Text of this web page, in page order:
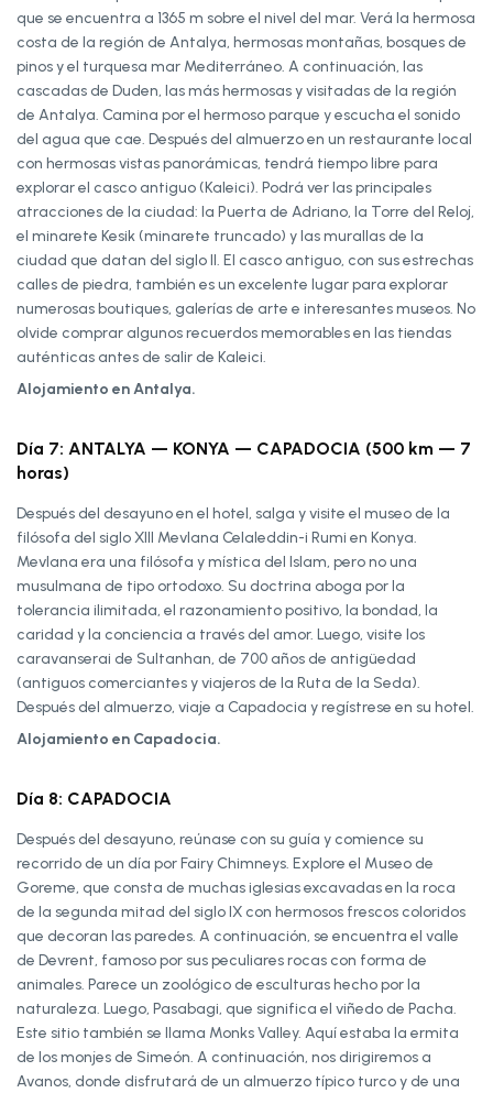
que se encuentra a 1365 m sobre el nivel del mar. Verá la hermosa
costa de la región de Antalya, hermosas montañas, bosques de
pinos y el turquesa mar Mediterráneo. A continuación, las
cascadas de Duden, las más hermosas y visitadas de la región
de Antalya. Camina por el hermoso parque y escucha el sonido
del agua que cae. Después del almuerzo en un restaurante local
con hermosas vistas panorámicas, tendrá tiempo libre para
explorar el casco antiguo (Kaleici). Podrá ver las principales
atracciones de la ciudad: la Puerta de Adriano, la Torre del Reloj,
el minarete Kesik (minarete truncado) y las murallas de la
ciudad que datan del siglo II. El casco antiguo, con sus estrechas
calles de piedra, también es un excelente lugar para explorar
numerosas boutiques, galerías de arte e interesantes museos. No
olvide comprar algunos recuerdos memorables en las tiendas
auténticas antes de salir de Kaleici.
Alojamiento en Antalya.
Día 7: ANTALYA — KONYA — CAPADOCIA (500 km — 7
horas)
Después del desayuno en el hotel, salga y visite el museo de la
filósofa del siglo XIII Mevlana Celaleddin-i Rumi en Konya.
Mevlana era una filósofa y mística del Islam, pero no una
musulmana de tipo ortodoxo. Su doctrina aboga por la
tolerancia ilimitada, el razonamiento positivo, la bondad, la
caridad y la conciencia a través del amor. Luego, visite los
caravanserai de Sultanhan, de 700 años de antigüedad
(antiguos comerciantes y viajeros de la Ruta de la Seda).
Después del almuerzo, viaje a Capadocia y regístrese en su hotel.
Alojamiento en Capadocia.
Día 8: CAPADOCIA
Después del desayuno, reúnase con su guía y comience su
recorrido de un día por Fairy Chimneys. Explore el Museo de
Goreme, que consta de muchas iglesias excavadas en la roca
de la segunda mitad del siglo IX con hermosos frescos coloridos
que decoran las paredes. A continuación, se encuentra el valle
de Devrent, famoso por sus peculiares rocas con forma de
animales. Parece un zoológico de esculturas hecho por la
naturaleza. Luego, Pasabagi, que significa el viñedo de Pacha.
Este sitio también se llama Monks Valley. Aquí estaba la ermita
de los monjes de Simeón. A continuación, nos dirigiremos a
Avanos, donde disfrutará de un almuerzo típico turco y de una